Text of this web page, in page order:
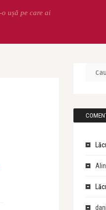
o ușă pe care ai
dani